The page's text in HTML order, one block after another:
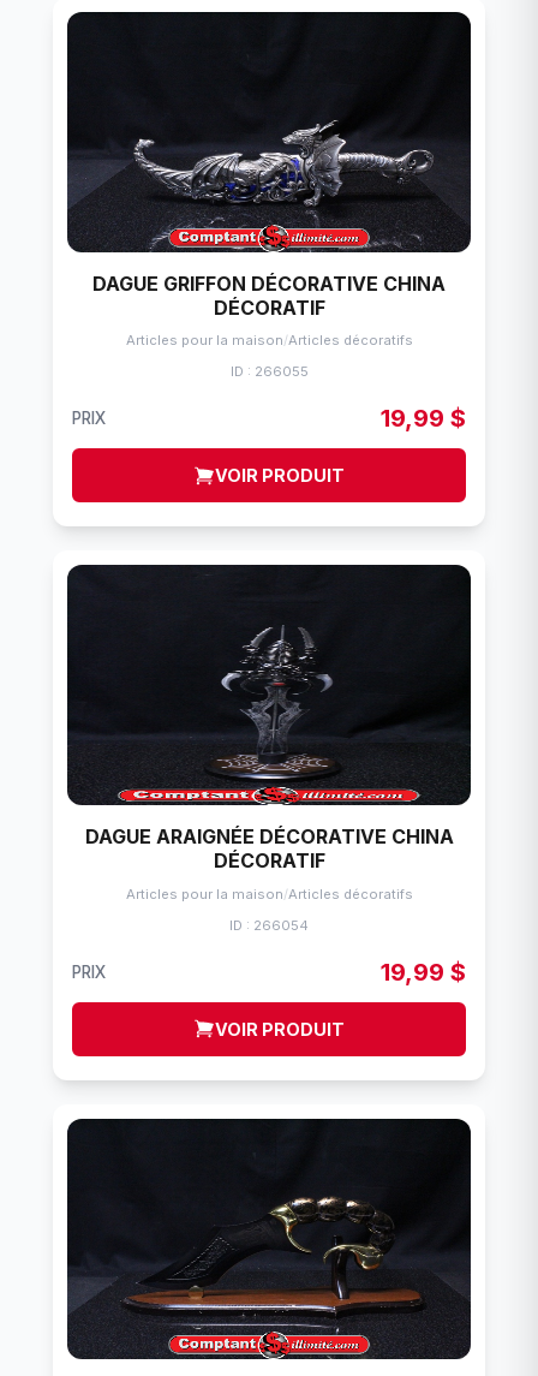
DAGUE GRIFFON DÉCORATIVE CHINA
DÉCORATIF
Articles pour la maison/Articles décoratifs
ID : 266055
PRIX 19,99 $
VOIR PRODUIT
DAGUE ARAIGNÉE DÉCORATIVE CHINA
DÉCORATIF
Articles pour la maison/Articles décoratifs
ID : 266054
PRIX 19,99 $
VOIR PRODUIT